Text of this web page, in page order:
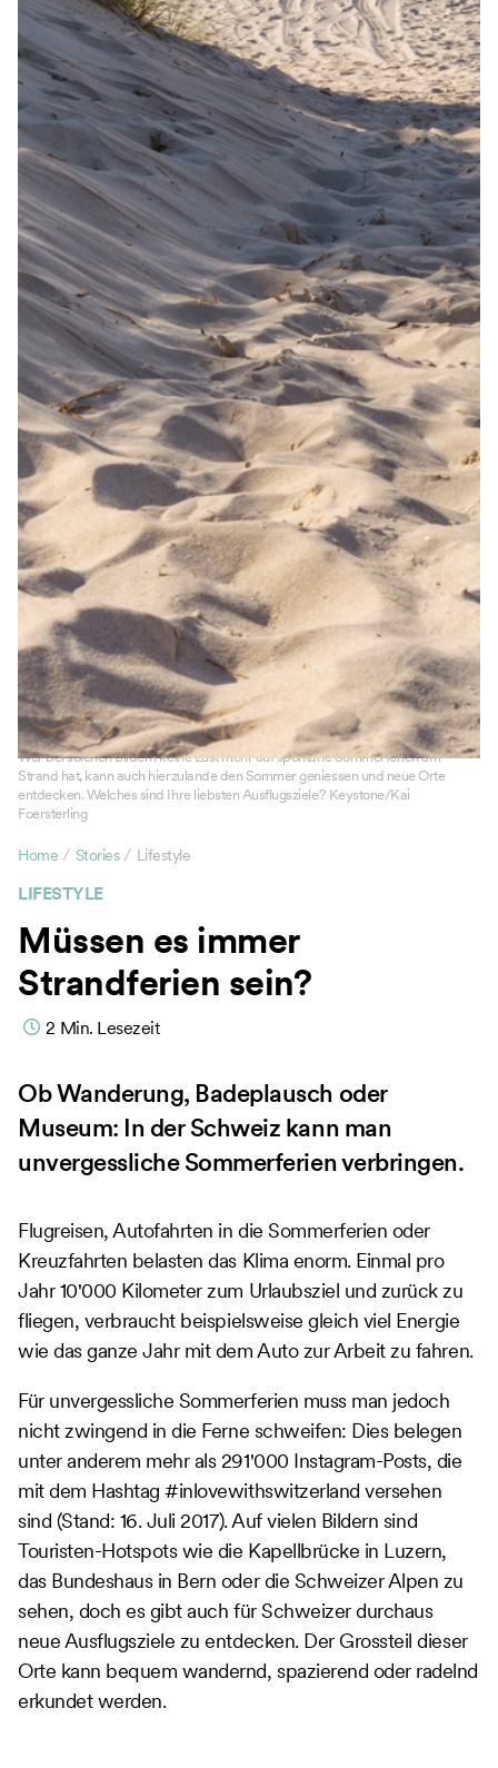
Wer bei solchen Bildern keine Lust mehr auf spontane Sommerferien am
Strand hat, kann auch hierzulande den Sommer geniessen und neue Orte
entdecken. Welches sind Ihre liebsten Ausflugsziele? Keystone/Kai
Foersterling
LIFESTYLE
Home / Stories / Lifestyle
Müssen es immer
Strandferien sein?
2 Min. Lesezeit
Ob Wanderung, Badeplausch oder
Museum: In der Schweiz kann man
unvergessliche Sommerferien verbringen.
Flugreisen, Autofahrten in die Sommerferien oder
Kreuzfahrten belasten das Klima enorm. Einmal pro
Jahr 10'000 Kilometer zum Urlaubsziel und zurück zu
fliegen, verbraucht beispielsweise gleich viel Energie
wie das ganze Jahr mit dem Auto zur Arbeit zu fahren.
Für unvergessliche Sommerferien muss man jedoch
nicht zwingend in die Ferne schweifen: Dies belegen
unter anderem mehr als 291'000 Instagram-Posts, die
mit dem Hashtag #inlovewithswitzerland versehen
sind (Stand: 16. Juli 2017). Auf vielen Bildern sind
Touristen-Hotspots wie die Kapellbrücke in Luzern,
das Bundeshaus in Bern oder die Schweizer Alpen zu
sehen, doch es gibt auch für Schweizer durchaus
neue Ausflugsziele zu entdecken. Der Grossteil dieser
Orte kann bequem wandernd, spazierend oder radelnd
erkundet werden.